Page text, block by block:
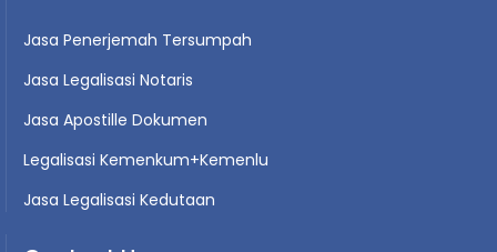
Jasa Penerjemah Tersumpah
Jasa Legalisasi Notaris
Jasa Apostille Dokumen
Legalisasi Kemenkum+Kemenlu
Jasa Legalisasi Kedutaan